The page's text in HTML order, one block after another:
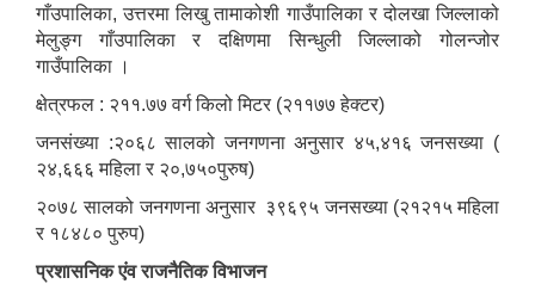
गाँउपालिका, उत्तरमा लिखु तामाकोशी गाउँपालिका र दोलखा जिल्लाको
मेलुङ्ग गाँउपालिका र दक्षिणमा सिन्धुली जिल्लाको गोलन्जोर
गाउँपालिका ।
क्षेत्रफल : २११.७७ वर्ग किलो मिटर (२११७७ हेक्टर)
जनसंख्या :२०६८ सालको जनगणना अनुसार ४५,४१६ जनसख्या (
२४,६६६ महिला र २०,७५०पुरुष)
२०७८ सालको जनगणना अनुसार ३९६९५ जनसख्या (२१२१५ महिला
र १८४८० पुरुप)
प्रशासनिक एंव राजनैतिक विभाजन